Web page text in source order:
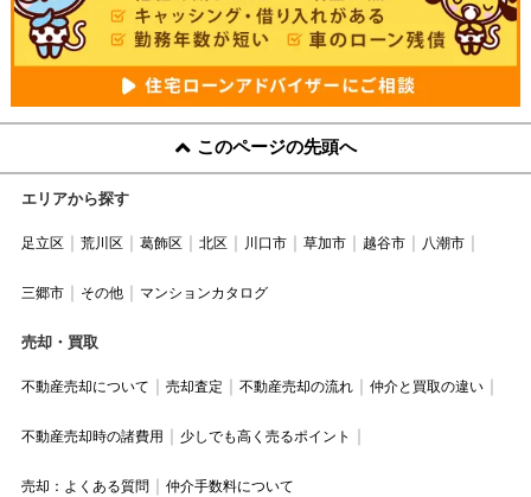
このページの先頭へ
エリアから探す
足立区 荒川区 葛飾区 北区 川口市 草加市 越谷市 八潮市
三郷市 その他 マンションカタログ
売却・買取
不動産売却について 売却査定 不動産売却の流れ 仲介と買取の違い
不動産売却時の諸費用 少しでも高く売るポイント
売却：よくある質問 仲介手数料について